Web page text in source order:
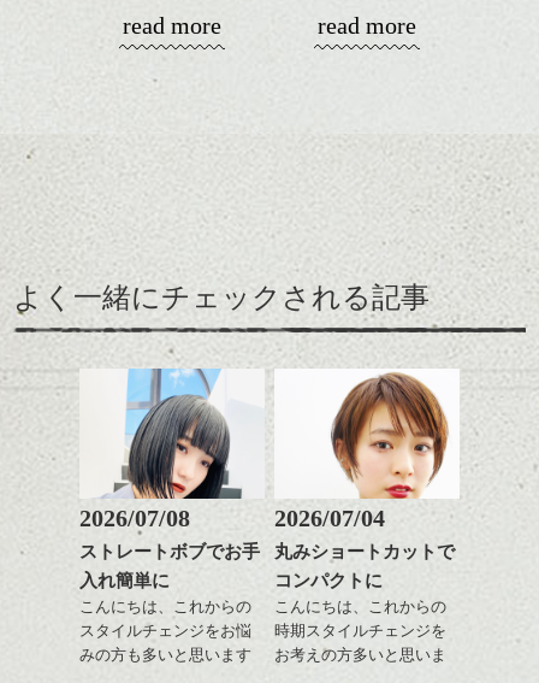
ハンサムショート／ヘッド
スパ／伸びても目立たない
ヘアカラー/ハイライト/ダブ
ルカラー/髪質改善/TOKIOト
リートメント/ブリーチ/イン
スパ／伸びても目立たない
ナーカラー/イルミナカラー/
ミニボブ/抜け感ショート/バ
ハンサムショート／ヘッド
モノクロでわかりにくいですがいい雰囲気
短髪でも雰囲気はつくれます。
個性だってだせますよ。
道もさぞ凄かった事かと思います。
私たち、少人数ではありますが、先日台風
場所は富士ヶ嶺！
うちのボスのお客様が、夫妻でキャンプ場
を今年の夏にopenしたとの事でしたので、遊
びに行って来ました( ＾ ＾ ) ！！
仕事終わりに向かったので、着いたのは夜
の９時。。
元々、牛舎だった所を改装して作った焚火
スペース！
read more
です。
グレージュやスモーキー系のカラーリング
は全体を
柔らかい外国人風の質感にみせつつ、
クールな感じもちょっと入ってて、これか
季節に涼しげな印象を持たせたい、そんな
時おすすめですね。
前髪は長めで、全体の重さを残し気味にカ
ットして、
read more
よく一緒にチェックされる記事
2026/07/08
ストレートボブでお手
入れ簡単に
こんにちは、これからの
スタイルチェンジをお悩
みの方も多いと思います
2026/07/04
丸みショートカットで
コンパクトに
こんにちは、これからの
時期スタイルチェンジを
お考えの方多いと思いま